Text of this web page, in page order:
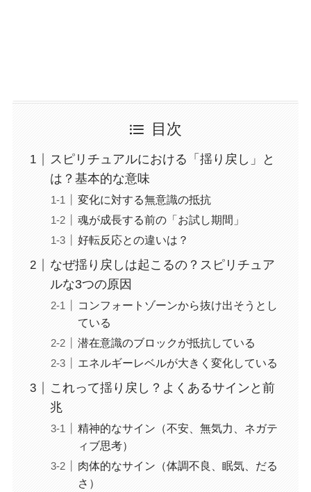
目次
スピリチュアルにおける「揺り戻し」と
は？基本的な意味
変化に対する無意識の抵抗
魂が成長する前の「お試し期間」
好転反応との違いは？
なぜ揺り戻しは起こるの？スピリチュア
ルな3つの原因
コンフォートゾーンから抜け出そうとし
ている
潜在意識のブロックが抵抗している
エネルギーレベルが大きく変化している
これって揺り戻し？よくあるサインと前
兆
精神的なサイン（不安、無気力、ネガテ
ィブ思考）
肉体的なサイン（体調不良、眠気、だる
さ）